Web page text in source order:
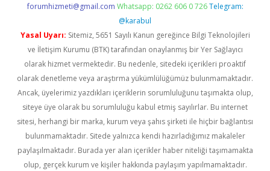
forumhizmeti@gmail.com Whatsapp: 0262 606 0 726 Telegram:
@karabul
Yasal Uyarı: Sitemiz, 5651 Sayılı Kanun gereğince Bilgi Teknolojileri
ve İletişim Kurumu (BTK) tarafından onaylanmış bir Yer Sağlayıcı
olarak hizmet vermektedir. Bu nedenle, sitedeki içerikleri proaktif
olarak denetleme veya araştırma yükümlülüğümüz bulunmamaktadır.
Ancak, üyelerimiz yazdıkları içeriklerin sorumluluğunu taşımakta olup,
siteye üye olarak bu sorumluluğu kabul etmiş sayılırlar. Bu internet
sitesi, herhangi bir marka, kurum veya şahıs şirketi ile hiçbir bağlantısı
bulunmamaktadır. Sitede yalnızca kendi hazırladığımız makaleler
paylaşılmaktadır. Burada yer alan içerikler haber niteliği taşımamakta
olup, gerçek kurum ve kişiler hakkında paylaşım yapılmamaktadır.